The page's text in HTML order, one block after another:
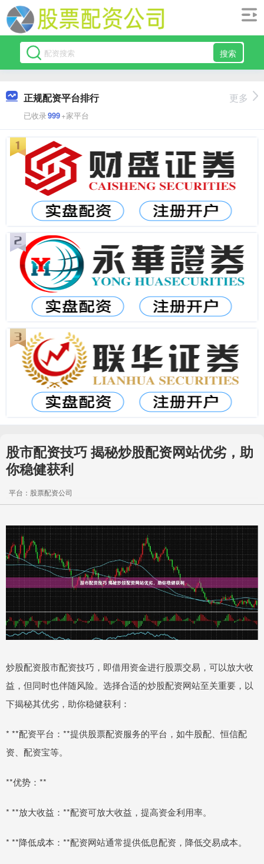
搜索
正规配资平台排行
已收录999+家平台
更多
股市配资技巧 揭秘炒股配资网站优劣，助
你稳健获利
平台：股票配资公司
炒股配资股市配资技巧，即借用资金进行股票交易，可以放大收
益，但同时也伴随风险。选择合适的炒股配资网站至关重要，以
下揭秘其优劣，助你稳健获利：
* **配资平台：**提供股票配资服务的平台，如牛股配、恒信配
资、配资宝等。
**优势：**
* **放大收益：**配资可放大收益，提高资金利用率。
* **降低成本：**配资网站通常提供低息配资，降低交易成本。